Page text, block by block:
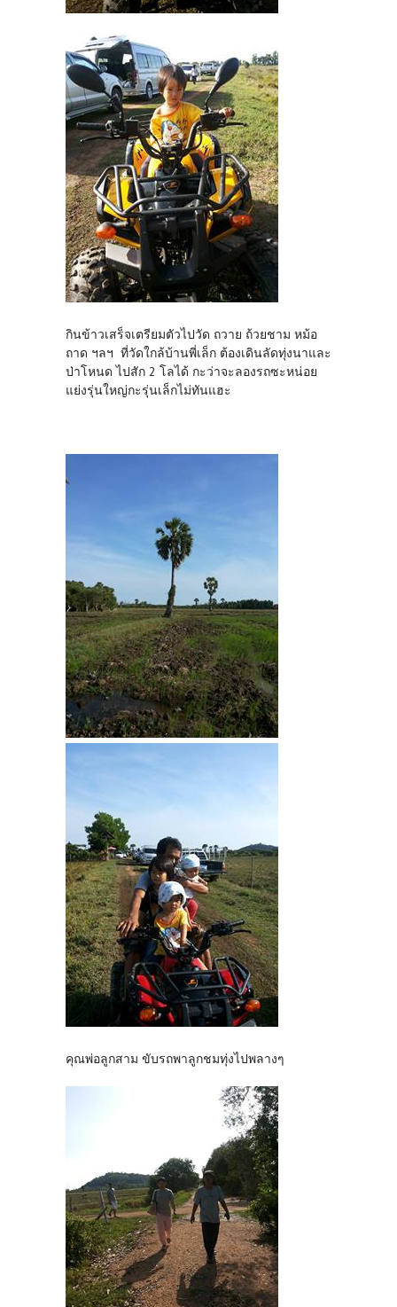
กินข้าวเสร็จเตรียมตัวไปวัด ถวาย ถ้วยชาม หม้อ
ถาด ฯลฯ ที่วัดใกล้บ้านพี่เล็ก ต้องเดินลัดทุ่งนาและ
ป่าโหนด ไปสัก 2 โลได้ กะว่าจะลองรถซะหน่อย
แย่งรุ่นใหญ่กะรุ่นเล็กไม่ทันแฮะ
คุณพ่อลูกสาม ขับรถพาลูกชมทุ่งไปพลางๆ